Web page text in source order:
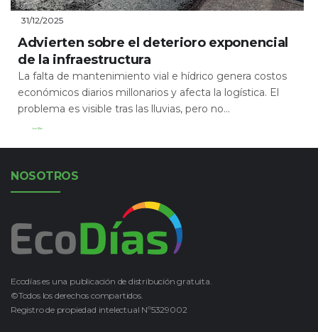
31/12/2025
Advierten sobre el deterioro exponencial
de la infraestructura
La falta de mantenimiento vial e hídrico genera costos
económicos diarios millonarios y afecta la logística. El
problema es visible tras las lluvias, pero no...
Leer Más
NOSOTROS
Ecodías es una publicación de distribución gratuita.
©Todos los derechos compartidos.
Registro de propiedad intelectual Nº5329002